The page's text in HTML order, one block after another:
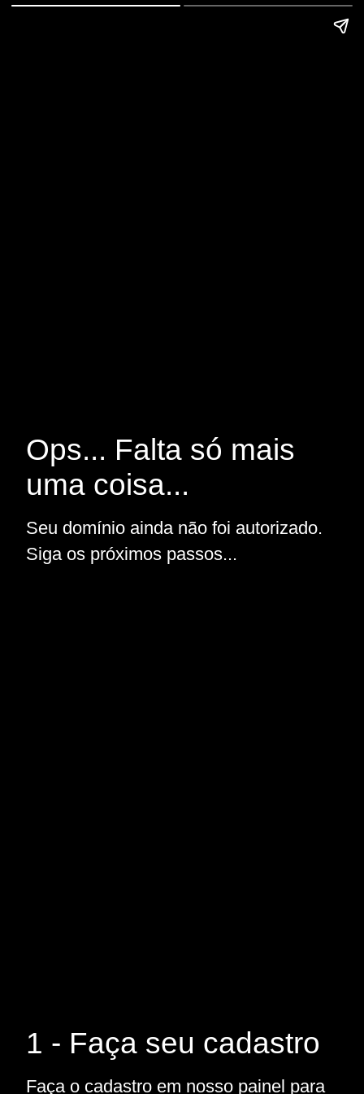
Ops... Falta só mais
uma coisa...
Seu domínio ainda não foi autorizado.
Siga os próximos passos...
1 - Faça seu cadastro
Faça o cadastro em nosso painel para